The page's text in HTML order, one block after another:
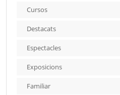
Cursos
Destacats
Espectacles
Exposicions
Familiar